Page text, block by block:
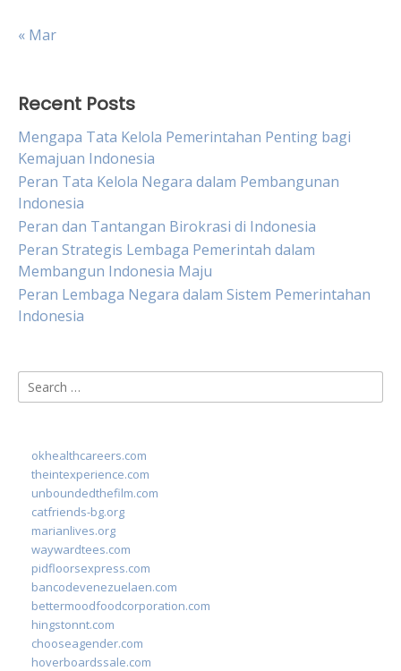
« Mar
Recent Posts
Mengapa Tata Kelola Pemerintahan Penting bagi
Kemajuan Indonesia
Peran Tata Kelola Negara dalam Pembangunan
Indonesia
Peran dan Tantangan Birokrasi di Indonesia
Peran Strategis Lembaga Pemerintah dalam
Membangun Indonesia Maju
Peran Lembaga Negara dalam Sistem Pemerintahan
Indonesia
Search
for:
okhealthcareers.com
theintexperience.com
unboundedthefilm.com
catfriends-bg.org
marianlives.org
waywardtees.com
pidfloorsexpress.com
bancodevenezuelaen.com
bettermoodfoodcorporation.com
hingstonnt.com
chooseagender.com
hoverboardssale.com